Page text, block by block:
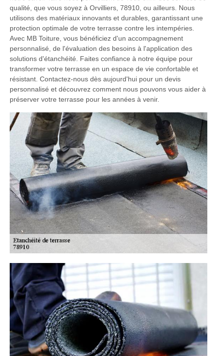
qualité, que vous soyez à Orvilliers, 78910, ou ailleurs. Nous
utilisons des matériaux innovants et durables, garantissant une
protection optimale de votre terrasse contre les intempéries.
Avec MB Toiture, vous bénéficiez d'un accompagnement
personnalisé, de l'évaluation des besoins à l'application des
solutions d'étanchéité. Faites confiance à notre équipe pour
transformer votre terrasse en un espace de vie confortable et
résistant. Contactez-nous dès aujourd'hui pour un devis
personnalisé et découvrez comment nous pouvons vous aider à
préserver votre terrasse pour les années à venir.